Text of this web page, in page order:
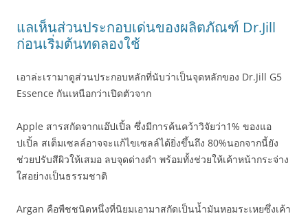
แลเห็นส่วนประกอบเด่นของผลิตภัณฑ์ Dr.Jill
ก่อนเริ่มต้นทดลองใช้
เอาล่ะเรามาดูส่วนประกอบหลักที่นับว่าเป็นจุดหลักของ Dr.Jill G5
Essence กันเหนือกว่าเปิดตัวจาก
Apple สารสกัดจากแอ๊ปเปิ้ล ซึ่งมีการค้นคว้าวิจัยว่า1% ของแอ
ปเปิ้ล สเต็มเซลล์อาจจะแก้ไขเซลล์ได้ยิ่งขึ้นถึง 80%นอกจากนี้ยัง
ช่วยปรับสีผิวให้เสมอ ลบจุดด่างดำ พร้อมทั้งช่วยให้เค้าหน้ากระจ่าง
ใสอย่างเป็นธรรมชาติ
Argan คือพืชชนิดหนึ่งที่นิยมเอามาสกัดเป็นน้ำมันหอมระเหยซึ่งเค้า